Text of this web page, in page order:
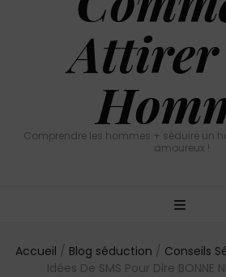
Attirer
Comprendre les hommes + séduire un
amoureux !
Accueil / Blog séduction / Conseils
Idées De SMS Pour Dire BONNE